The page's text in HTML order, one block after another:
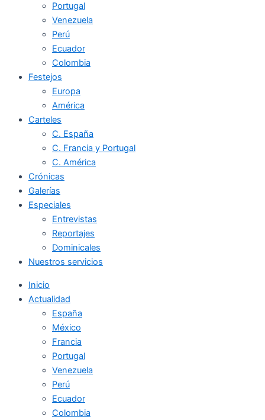
Portugal
Venezuela
Perú
Ecuador
Colombia
Festejos
Europa
América
Carteles
C. España
C. Francia y Portugal
C. América
Crónicas
Galerías
Especiales
Entrevistas
Reportajes
Dominicales
Nuestros servicios
Inicio
Actualidad
España
México
Francia
Portugal
Venezuela
Perú
Ecuador
Colombia